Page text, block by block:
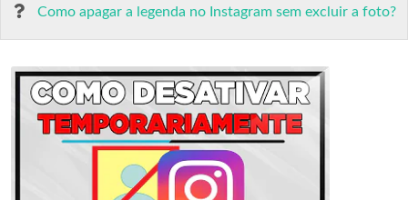
Como apagar a legenda no Instagram sem excluir a foto?